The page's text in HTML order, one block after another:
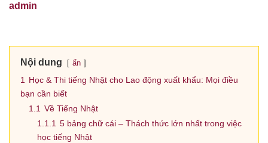
admin
Nội dung ẩn
1
Học & Thi tiếng Nhật cho Lao động xuất khẩu: Mọi điều
bạn cần biết
1.1 Về Tiếng Nhật
1.1.1 5 bảng chữ cái – Thách thức lớn nhất trong việc
học tiếng Nhật